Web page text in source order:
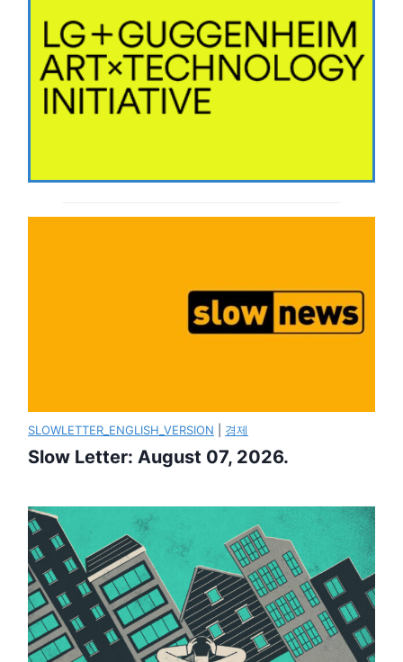
SLOWLETTER_ENGLISH_VERSION 경제
Slow Letter: August 07, 2026.